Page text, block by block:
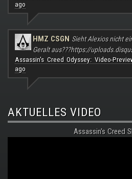
ago
HMZ CSGN Sieht Alexios nicht
Geralt aus???https://
Assassin's Creed Odyssey: Video-
ago
AKTUELLES VIDEO
Assassin's Creed